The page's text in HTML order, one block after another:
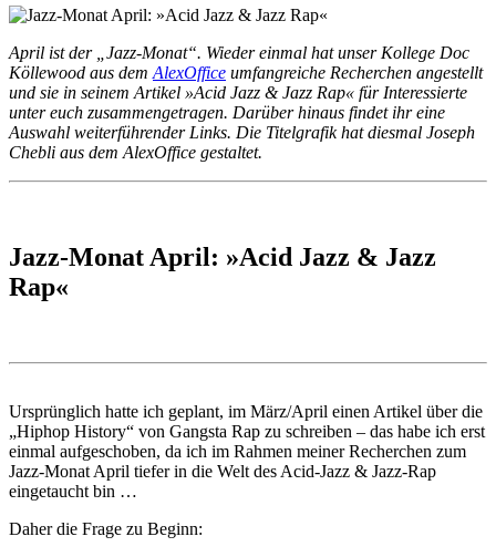
April ist der „Jazz-Monat“. Wieder einmal hat unser Kollege Doc
Köllewood aus dem AlexOffice umfangreiche Recherchen angestellt
und sie in seinem Artikel »Acid Jazz & Jazz Rap« für Interessierte
unter euch zusammengetragen. Darüber hinaus findet ihr eine
Auswahl weiterführender Links. Die Titelgrafik hat diesmal Joseph
Chebli aus dem AlexOffice gestaltet.
Jazz-Monat April: »Acid Jazz & Jazz
Rap«
Ursprünglich hatte ich geplant, im März/April einen Artikel über die
„Hiphop History“ von Gangsta Rap zu schreiben – das habe ich erst
einmal aufgeschoben, da ich im Rahmen meiner Recherchen zum
Jazz-Monat April tiefer in die Welt des Acid-Jazz & Jazz-Rap
eingetaucht bin …
Daher die Frage zu Beginn: